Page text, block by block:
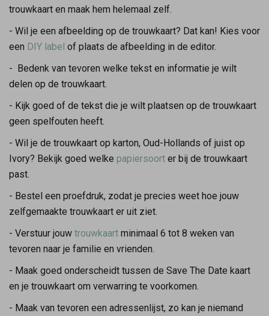
trouwkaart en maak hem helemaal zelf.
- Wil je een afbeelding op de trouwkaart? Dat kan! Kies voor
een DIY label of plaats de afbeelding in de editor.
- Bedenk van tevoren welke tekst en informatie je wilt
delen op de trouwkaart.
- Kijk goed of de tekst die je wilt plaatsen op de trouwkaart
geen spelfouten heeft.
- Wil je de trouwkaart op karton, Oud-Hollands of juist op
Ivory? Bekijk goed welke papiersoort er bij de trouwkaart
past.
- Bestel een proefdruk, zodat je precies weet hoe jouw
zelfgemaakte trouwkaart er uit ziet.
- Verstuur jouw trouwkaart minimaal 6 tot 8 weken van
tevoren naar je familie en vrienden.
- Maak goed onderscheidt tussen de Save The Date kaart
en je trouwkaart om verwarring te voorkomen.
- Maak van tevoren een adressenlijst, zo kan je niemand